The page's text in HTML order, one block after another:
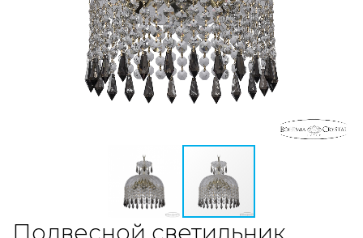
Подвесной светильник